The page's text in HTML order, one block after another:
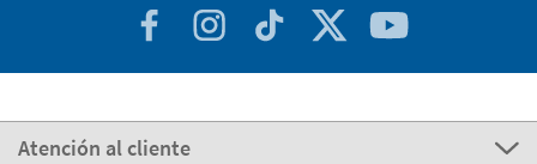
Atención al cliente